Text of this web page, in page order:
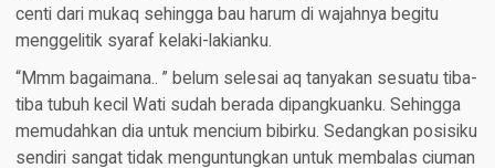
centi dari mukaq sehingga bau harum di wajahnya begitu
menggelitik syaraf kelaki-lakianku.
“Mmm bagaimana.. ” belum selesai aq tanyakan sesuatu tiba-
tiba tubuh kecil Wati sudah berada dipangkuanku. Sehingga
memudahkan dia untuk mencium bibirku. Sedangkan posisiku
sendiri sangat tidak menguntungkan untuk membalas ciuman